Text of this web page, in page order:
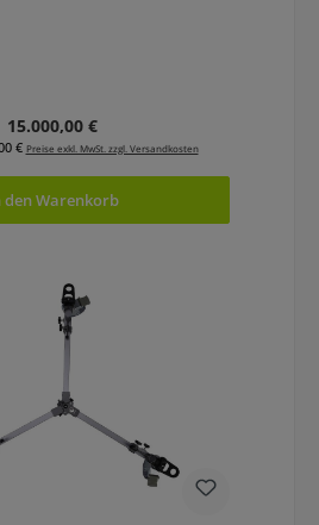
Regulärer Preis:
15.000,00 €
€ Preise exkl. MwSt. zzgl. Versandkosten
den Warenkorb